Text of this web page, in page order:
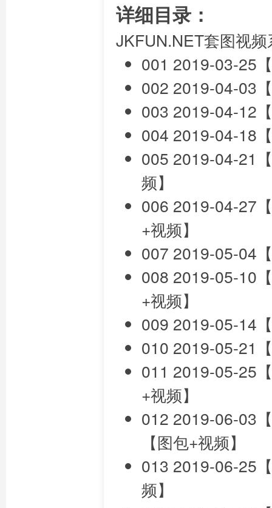
详细目录：
JKFUN.NET套图视频
001 2019-03-25
002 2019-04-03
003 2019-04-12
004 2019-04-18
005 2019-04-21
频】
006 2019-04-27
+视频】
007 2019-05-04
008 2019-05-10
+视频】
009 2019-05-14
010 2019-05-21
011 2019-05-25
+视频】
012 2019-06-03
【图包+视频】
013 2019-06-25
频】